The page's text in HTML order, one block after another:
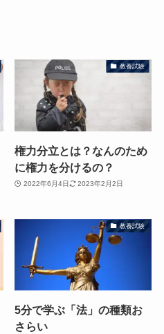
教養試験
権力分立とは？なんのため
に権力を分けるの？
2022年6月4日 2023年2月2日
教養試験
5分で学ぶ「法」の種類お
さらい